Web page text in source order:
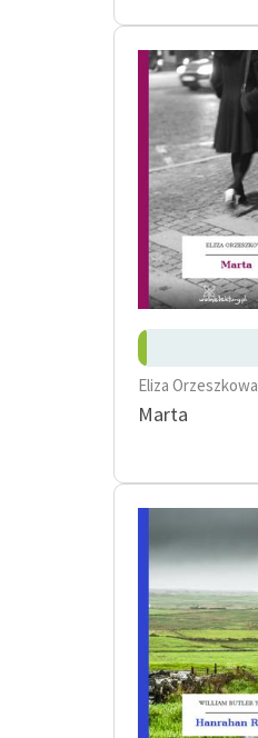
Eliza Orzeszkowa
Marta